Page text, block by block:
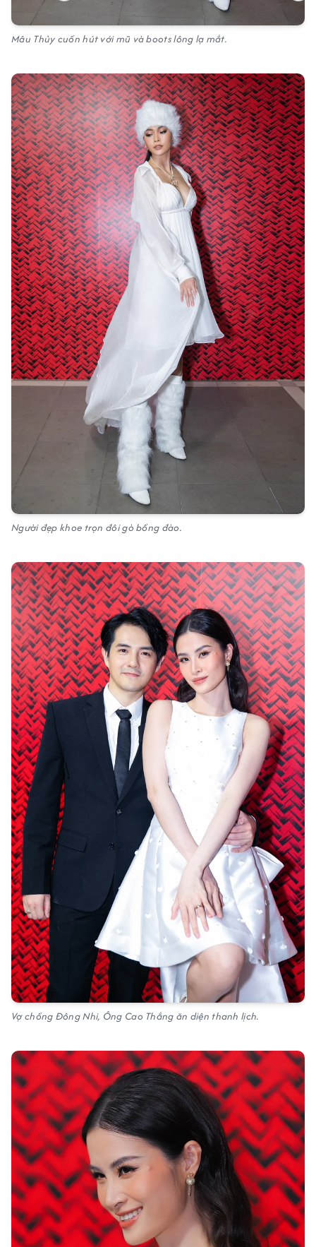
Mâu Thủy cuốn hút với mũ và boots lông lạ mắt.
Người đẹp khoe trọn đôi gò bồng đào.
Vợ chồng Đông Nhi, Ông Cao Thắng ăn diện thanh lịch.